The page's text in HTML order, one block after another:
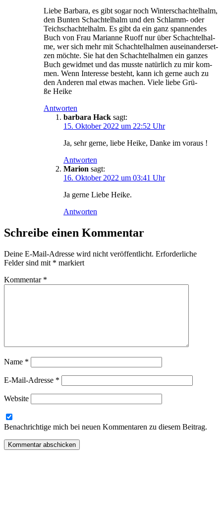
Lie­be Bar­ba­ra, es gibt sogar noch Win­ter­schach­tel­halm,
den Bun­ten Schach­tel­halm und den Schlamm- oder
Teich­schach­tel­halm. Es gibt da ein ganz span­nen­des
Buch von Frau Mari­an­ne Ruoff nur über Schach­tel­hal­
me, wer sich mehr mit Schach­tel­hal­men aus­ein­an­der­set­
zen möch­te. Sie hat den Schach­tel­hal­men ein gan­zes
Buch gewid­met und das muss­te natür­lich zu mir kom­
men. Wenn Inter­es­se besteht, kann ich ger­ne auch zu
den Ande­ren mal etwas machen. Vie­le lie­be Grü­
ße Heike
Antworten
barbara Hack sagt:
15. Oktober 2022 um 22:52 Uhr
Ja, sehr ger­ne, lie­be Hei­ke, Dan­ke im voraus !
Antworten
Marion sagt:
16. Oktober 2022 um 03:41 Uhr
Ja ger­ne Lie­be Heike.
Antworten
Schreibe einen Kommentar
Deine E-Mail-Adresse wird nicht veröffentlicht. Erforderliche
Felder sind mit * markiert
Kommentar *
Name *
E-Mail-Adresse *
Website
Benachrichtige mich bei neuen Kommentaren zu diesem Beitrag.